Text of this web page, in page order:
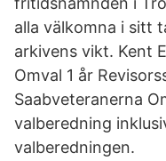
alla välkomna i sitt
arkivens vikt. Kent
Omval 1 år
Saabveteranerna
valberedning
valberedningen.